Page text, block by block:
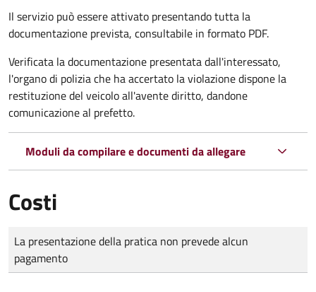
Il servizio può essere attivato presentando tutta la
documentazione prevista, consultabile in formato PDF.
Verificata la documentazione presentata dall'interessato,
l'organo di polizia che ha accertato la violazione dispone la
restituzione del veicolo all'avente diritto, dandone
comunicazione al prefetto.
Moduli da compilare e documenti da allegare
Costi
Tipo di pagamento
Importo
La presentazione della pratica non prevede alcun
pagamento